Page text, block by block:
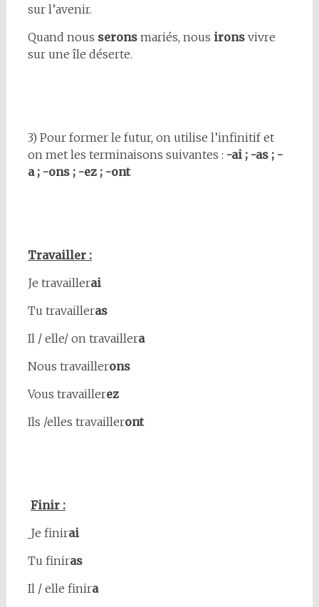
sur l’avenir.
Quand nous seronsmariés, nous ironsvivre
sur une île déserte.
3) Pour former le futur, on utilise l’infinitif et
on met les terminaisons suivantes : -ai ; -as ; -
a ; -ons ; -ez ; -ont
Travailler :
Je travaillerai
Tu travailleras
Il / elle/ on travaillera
Nous travaillerons
Vous travaillerez
Ils /elles travailleront
Finir :
Je finirai
Tu finiras
Il / elle finira